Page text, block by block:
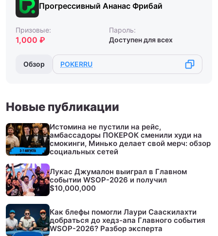
Прогрессивный Ананас Фрибай
Призовые:
1,000 ₽
Пароль:
Доступен для всех
Обзор POKERRU
Новые публикации
Истомина не пустили на рейс,
амбассадоры ПОКЕРОК сменили худи на
смокинги, Минько делает свой мерч: обзор
социальных сетей
Лукас Джумалон выиграл в Главном
событии WSOP-2026 и получил
$10,000,000
Как блефы помогли Лаури Сааскилахти
добраться до хедз-апа Главного события
WSOP-2026? Разбор эксперта